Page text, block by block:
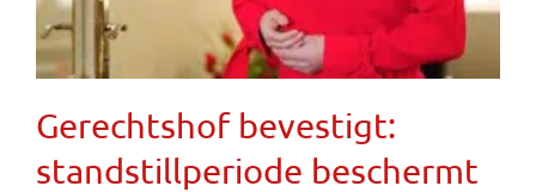
Gerechtshof bevestigt:
standstillperiode beschermt